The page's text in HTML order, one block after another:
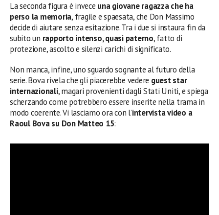
La seconda figura è invece una giovane ragazza che ha
perso la memoria, fragile e spaesata, che Don Massimo
decide di aiutare senza esitazione. Tra i due si instaura fin da
subito un rapporto intenso, quasi paterno, fatto di
protezione, ascolto e silenzi carichi di significato.
Non manca, infine, uno sguardo sognante al futuro della
serie. Bova rivela che gli piacerebbe vedere guest star
internazionali, magari provenienti dagli Stati Uniti, e spiega
scherzando come potrebbero essere inserite nella trama in
modo coerente. Vi lasciamo ora con l’intervista video a
Raoul Bova su Don Matteo 15: